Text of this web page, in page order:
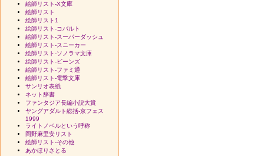
絵師リスト-X文庫
絵師リスト
絵師リスト1
絵師リスト-コバルト
絵師リスト-スーパーダッシュ
絵師リスト-スニーカー
絵師リスト-ソノラマ文庫
絵師リスト-ビーンズ
絵師リスト-ファミ通
絵師リスト-電撃文庫
サンリオ表紙
ネット辞書
ファンタジア長編小説大賞
ヤングアダルト総括-京フェス
1999
ライトノベルという呼称
岡野麻里安リスト
絵師リスト-その他
あかほりさとる